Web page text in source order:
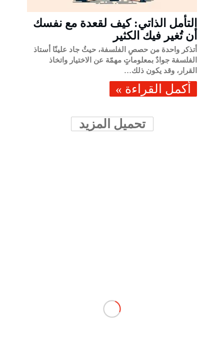
التأمل الذاتي: كيف لقعدة مع نفسك
أن تُغير فيك الكثير
أتذكر واحدة من حصصِ الفلسفة، حيثُ جاد علينّا أستاذ
الفلسفة جوادٌ بمعلوماتٍ مهمّة عن الاختيار واتخاذ
القرار، وقد يكون ذلك…
‫أكمل القراءة »‬
‎تحميل المزيد